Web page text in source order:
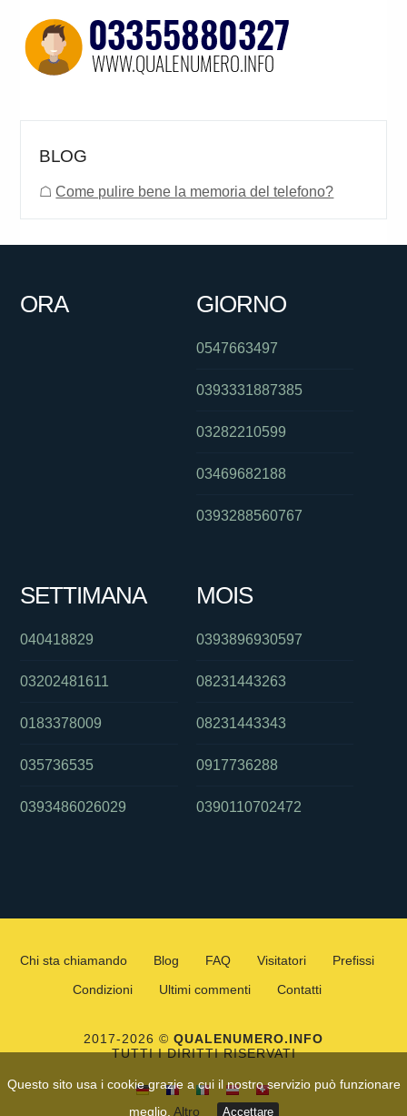
Questo sito usa i cookie grazie a cui il nostro servizio può funzionare
meglio. Altro Accettare
BLOG
☖Come pulire bene la memoria del telefono?
ORA GIORNO
0547663497
0393331887385
03282210599
03469682188
0393288560767
SETTIMANA
040418829
03202481611
0183378009
035736535
0393486026029
MOIS
0393896930597
08231443263
08231443343
0917736288
0390110702472
Chi sta chiamando Blog FAQ Visitatori
Prefissi
Condizioni
Ultimi commenti Contatti
2017-2026 © QUALENUMERO.INFO
TUTTI I DIRITTI RISERVATI